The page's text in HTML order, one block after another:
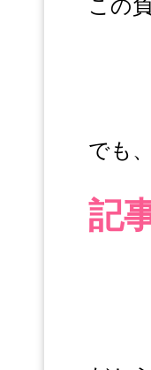
でも
記